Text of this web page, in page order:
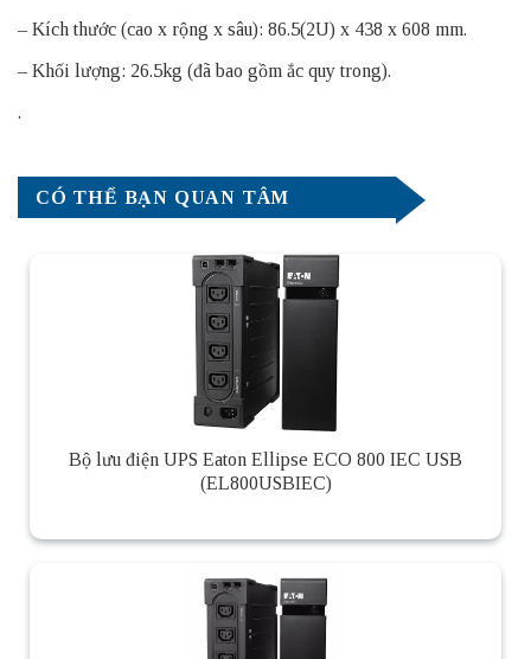
– Kích thước (cao x rộng x sâu): 86.5(2U) x 438 x 608 mm.
– Khối lượng: 26.5kg (đã bao gồm ắc quy trong).
.
CÓ THỂ BẠN QUAN TÂM
Bộ lưu điện UPS Eaton Ellipse ECO 800 IEC USB
(EL800USBIEC)